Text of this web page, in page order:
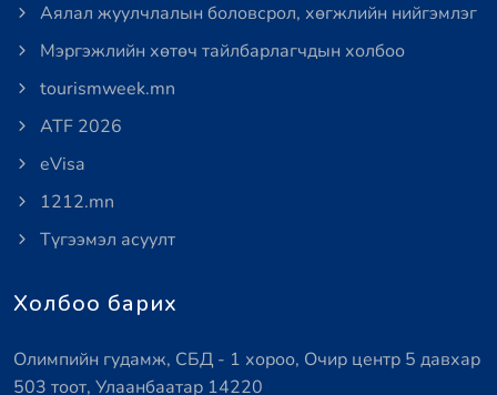
Аялал жуулчлалын боловсрол, хөгжлийн нийгэмлэг
Мэргэжлийн хөтөч тайлбарлагчдын холбоо
tourismweek.mn
ATF 2026
eVisa
1212.mn
Түгээмэл асуулт
Холбоо барих
Олимпийн гудамж, СБД - 1 хороо, Очир центр 5 давхар
503 тоот, Улаанбаатар 14220